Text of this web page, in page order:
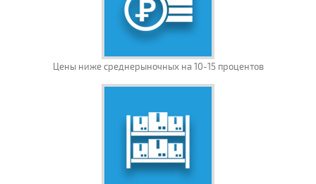
Цены ниже среднерыночных на 10-15 процентов